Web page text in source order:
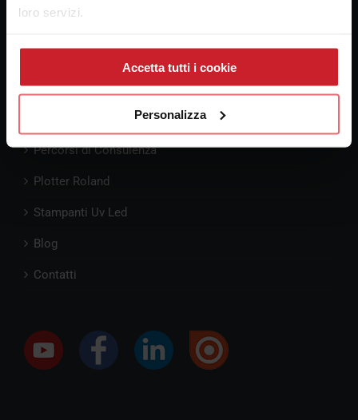
loro servizi.
Accetta tutti i cookie
Personalizza
90145 Palermo
Cellulare:3347247609
Percorsi di Consulenza
Plotter Roland
Stampanti Uv Led
Blog
Contatti